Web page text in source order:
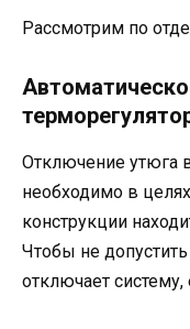
Рассмотрим по
Отключение утюга
необходимо в
конструкции
Чтобы не
отключает систему,